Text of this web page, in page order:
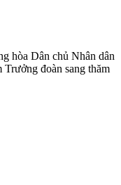
hòa Dân chủ Nhân dân
đoàn sang thăm